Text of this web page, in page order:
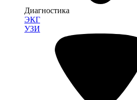
Диагностика
ЭКГ
УЗИ